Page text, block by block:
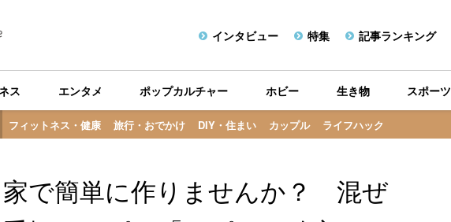
インタビュー 特集 記事ランキング
フィットネス・健康 旅行・おでかけ DIY・住まい カップル ライフハック
ス エンタメ ポップカルチャー ホビー 生き物 スポーツ
で簡単に作りませんか？ 混ぜ